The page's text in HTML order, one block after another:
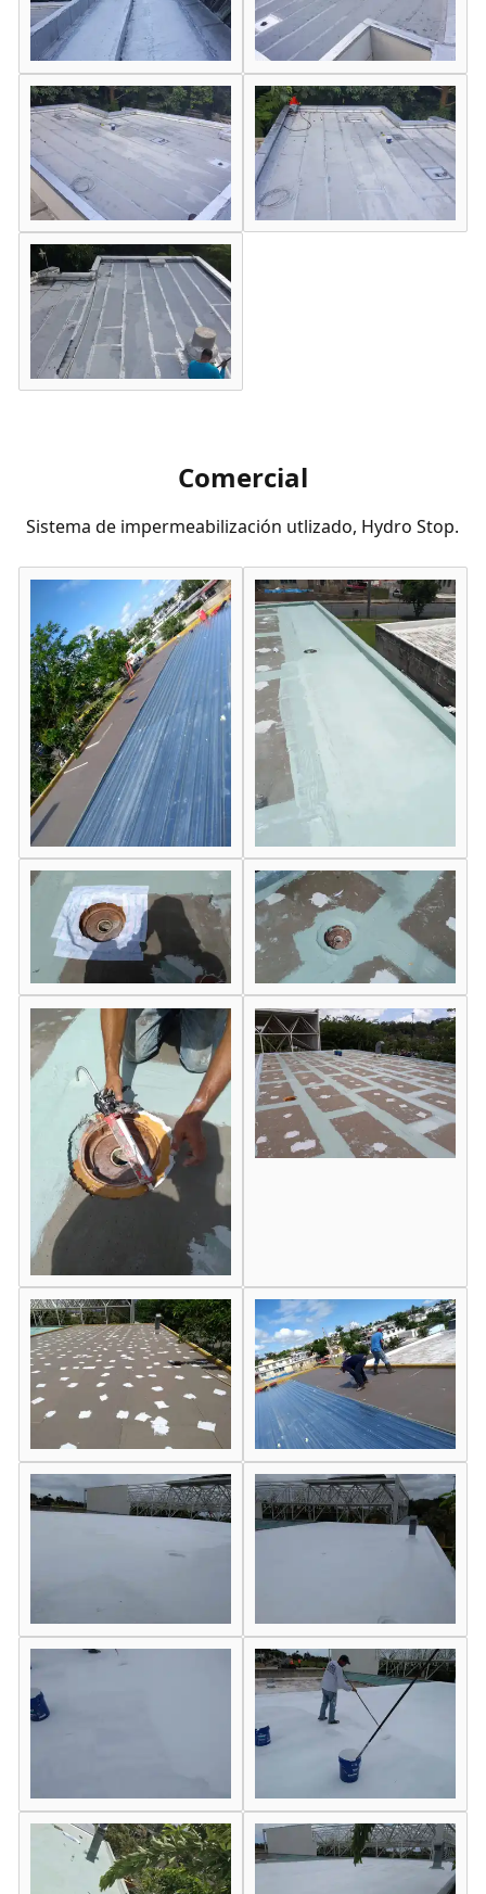
Comercial
Sistema de impermeabilización utlizado, Hydro Stop.